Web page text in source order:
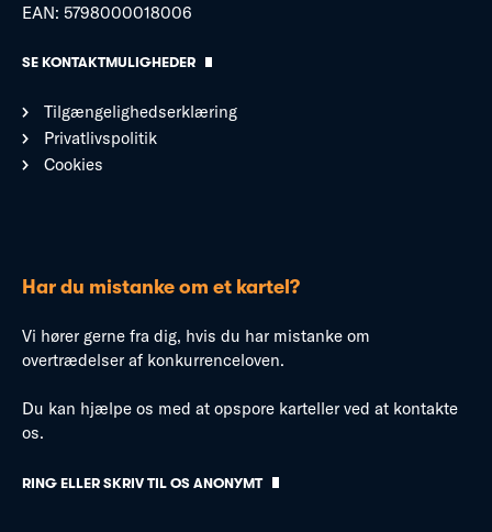
EAN: 5798000018006
SE KONTAKTMULIGHEDER
Tilgængelighedserklæring
Privatlivspolitik
Cookies
Har du mistanke om et kartel?
Vi hører gerne fra dig, hvis du har mistanke om
overtrædelser af konkurrenceloven.
Du kan hjælpe os med at opspore karteller ved at kontakte
os.
RING ELLER SKRIV TIL OS ANONYMT